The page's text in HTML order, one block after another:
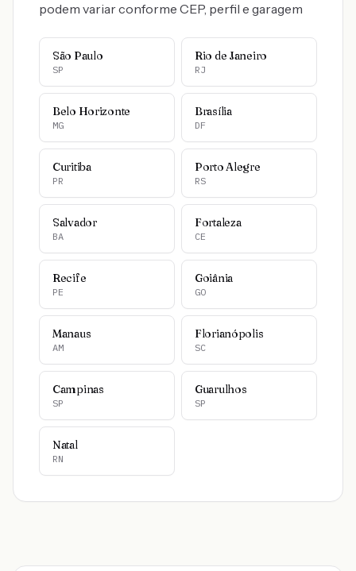
podem variar conforme CEP, perfil e garagem
São Paulo
SP
Rio de Janeiro
RJ
Belo Horizonte
MG
Brasília
DF
Curitiba
PR
Porto Alegre
RS
Salvador
BA
Fortaleza
CE
Recife
PE
Goiânia
GO
Manaus
AM
Florianópolis
SC
Campinas
SP
Guarulhos
SP
Natal
RN